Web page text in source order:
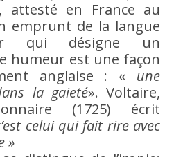
en France au
emprunt de la langue
r qui désigne un
humeur est une façon
anglaise : « une
la gaieté». Voltaire,
(1725) écrit
celui qui fait rireavec
»